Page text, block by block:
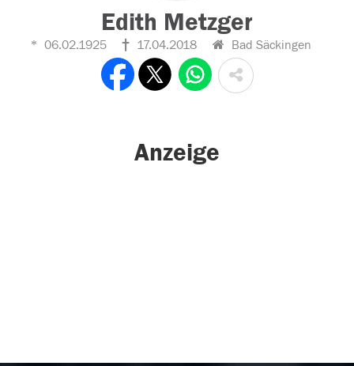
Edith Metzger
06.02.1925 17.04.2018 Bad Säckingen
Anzeige